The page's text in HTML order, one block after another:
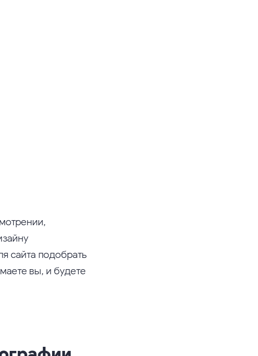
сайта подобрать
вы, и будете